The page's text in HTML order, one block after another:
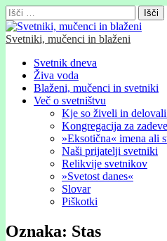
Išči:
Svetniki, mučenci in blaženi
Glavni
meni
Skip
content
Svetnik dneva
Živa voda
Blaženi, mučenci in svetniki
Več o svetništvu
Kje so živeli in
Kongregacija za
»Eksotična« imena ali
Naši prijatelji svetniki
Relikvije svetnikov
»Svetost danes«
Slovar
Piškotki
Oznaka: Stas